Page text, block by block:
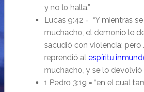
y no lo halla.”
Lucas 9:42 = “Y mientras
muchacho, el demonio le
sacudió con violencia; pero
reprendió al espíritu
muchacho, y se lo devolvió
1 Pedro 3:19 = “en el cual